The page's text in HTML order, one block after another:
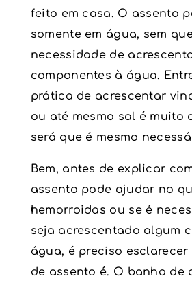
feito em casa. O assento
somente em água, sem
necessidade de
componentes à água.
prática de acrescentar
ou até mesmo sal é muito
será que é mesmo
Bem, antes de explicar
assento pode ajudar no
hemorroidas ou se é
seja acrescentado algum
água, é preciso
de assento é. O banho de